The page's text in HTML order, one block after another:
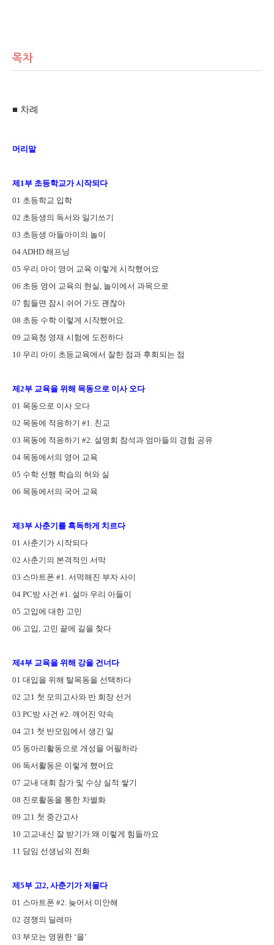
목차
■ 차례
머리말
제 1 부 초등학교가 시작되다
01 초등학교 입학
02 초등생의 독서와 일기쓰기
03 초등생 아들아이의 놀이
04 ADHD 해프닝
05 우리 아이 영어 교육 이렇게 시작했어요
06 초등 영어 교육의 현실 놀이에서 과목으로
07 힘들면 잠시 쉬어 가도 괜찮아
08 초등 수학 이렇게 시작했어요
09 교육청 영재 시험에 도전하다
10 우리 아이 초등교육에서 잘한 점과 후회되는 점
제 2부 교육을 위해 목동으로 이사 오다
01 목동으로 이사 오다
02 목동에 적응하기 #1. 친교
03 목동에 적응하기 #2. 설명회 참석과 엄마들의 경험 공유
04 목동에서의 영어 교육
05 수학 선행 학습의 허와 실
06 목동에서의 국어 교육
제 3부 사춘기를 혹독하게 치르다
01 사춘기가 시작되다
02 사춘기의 본격적인 서막
03 스마트폰 #1. 서먹해진 부자 사이
04 PC방 사건 #1. 설마 우리 아들이
05 고입에 대한 고민
06 고입 고민 끝에 길을 찾다
제 4부 교육을 위해 강을 건너다
01 대입을 위해 탈목동을 선택하다
02 고 1 첫 모의고사와 반 회장 선거
03 PC방 사건 #2. 깨어진 약속
04 고 1 첫 반모임에서 생긴 일
05 동아리활동으로 개성을 어필하라
06 독서활동은 이렇게 했어요
07 교내 대회 참가 및 수상 실적 쌓기
08 진로활동을 통한 차별화
09 고 1 첫 중간고사
10 고교내신 잘 받기가 왜 이렇게 힘들까요
11 담임 선생님의 전화
제 5부 고2, 사춘기가 저물다
01 스마트폰 #2. 늦어서 미안해
02 경쟁의 딜레마
03 부모는 영원한 ‘을’